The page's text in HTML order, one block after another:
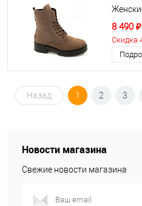
8 490 ₽
Скидка
Назад 1 2 3
Новости магазина
Свежие новости магазина